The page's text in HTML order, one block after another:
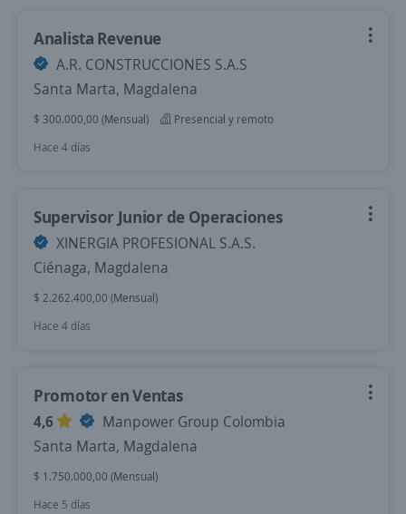
Analista Revenue
A.R. CONSTRUCCIONES S.A.S
Santa Marta, Magdalena
$ 300.000,00 (Mensual)
Presencial y remoto
Hace 4 días
Supervisor Junior de Operaciones
XINERGIA PROFESIONAL S.A.S.
Ciénaga, Magdalena
$ 2.262.400,00 (Mensual)
Hace 4 días
Promotor en Ventas
4,6
Manpower Group Colombia
Santa Marta, Magdalena
$ 1.750.000,00 (Mensual)
Hace 5 días